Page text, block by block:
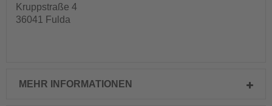
Kruppstraße 4
36041 Fulda
MEHR INFORMATIONEN